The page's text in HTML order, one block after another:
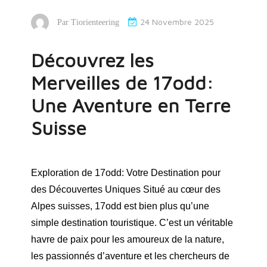
Par Tiorienteering 24 Novembre 2025
Découvrez les
Merveilles de 17odd:
Une Aventure en Terre
Suisse
Exploration de 17odd: Votre Destination pour
des Découvertes Uniques Situé au cœur des
Alpes suisses, 17odd est bien plus qu’une
simple destination touristique. C’est un véritable
havre de paix pour les amoureux de la nature,
les passionnés d’aventure et les chercheurs de